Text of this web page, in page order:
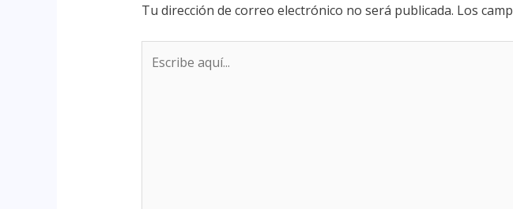
Tu dirección de correo electrónico no será publicada. Los